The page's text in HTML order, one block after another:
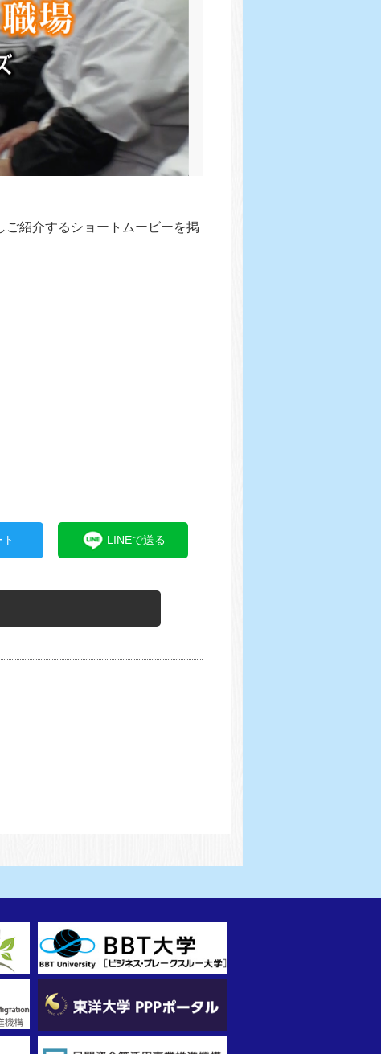
紹介するショートムービーを掲
LINEで送る